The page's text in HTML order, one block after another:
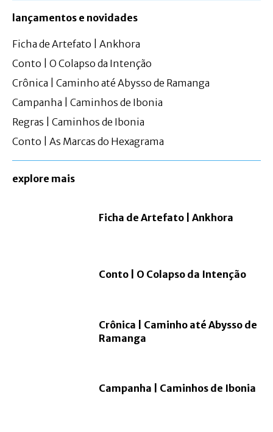
lançamentos e novidades
Ficha de Artefato | Ankhora
Conto | O Colapso da Intenção
Crônica | Caminho até Abysso de Ramanga
Campanha | Caminhos de Ibonia
Regras | Caminhos de Ibonia
Conto | As Marcas do Hexagrama
explore mais
Ficha de Artefato | Ankhora
Conto | O Colapso da Intenção
Crônica | Caminho até Abysso de
Ramanga
Campanha | Caminhos de Ibonia